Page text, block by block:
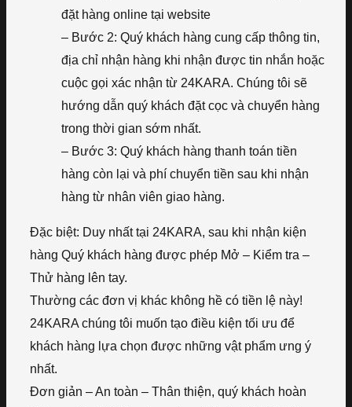
đặt hàng online tại website
– Bước 2: Quý khách hàng cung cấp thông tin,
địa chỉ nhận hàng khi nhận được tin nhắn hoặc
cuộc gọi xác nhận từ 24KARA. Chúng tôi sẽ
hướng dẫn quý khách đặt cọc và chuyển hàng
trong thời gian sớm nhất.
– Bước 3: Quý khách hàng thanh toán tiền
hàng còn lại và phí chuyển tiền sau khi nhận
hàng từ nhân viên giao hàng.
Đặc biệt: Duy nhất tại 24KARA, sau khi nhận kiện
hàng Quý khách hàng được phép Mở – Kiểm tra –
Thử hàng lên tay.
Thường các đơn vị khác không hề có tiền lệ này!
24KARA chúng tôi muốn tạo điều kiện tối ưu để
khách hàng lựa chọn được những vật phẩm ưng ý
nhất.
Đơn giản – An toàn – Thân thiện, quý khách hoàn